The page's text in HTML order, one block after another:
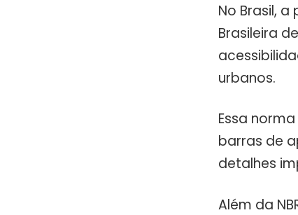
No Brasil, a
Brasileira
urbanos.
Essa
barras de
detalhes
Além da